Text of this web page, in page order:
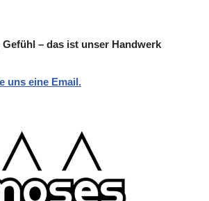
– das ist unser Handwerk
uns eine Email.